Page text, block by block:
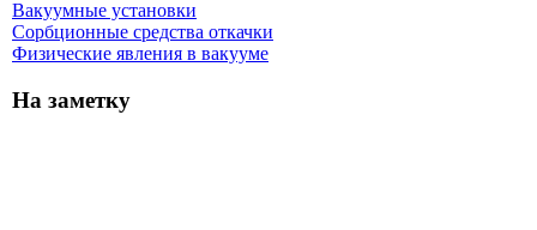
Вакуумные установки
Сорбционные средства откачки
Физические явления в вакууме
На заметку